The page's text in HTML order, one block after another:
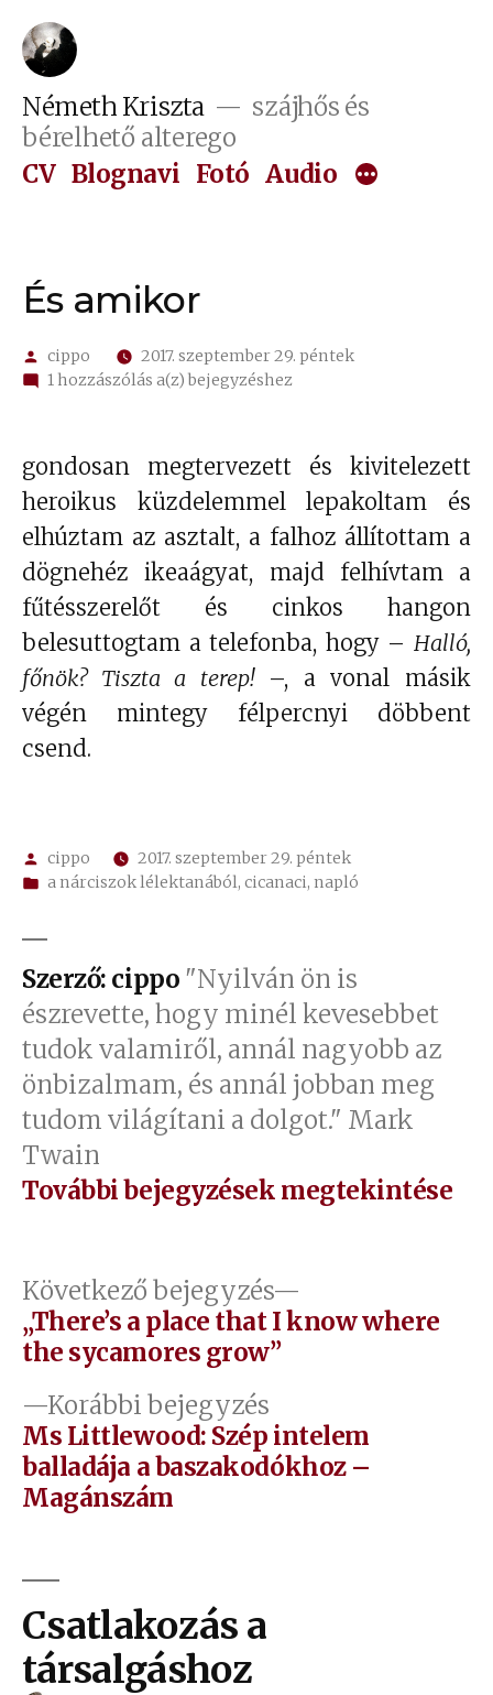
Tartalomhoz
Németh Kriszta
szájhős és
bérelhető alterego
CV Blognavi Fotó Audio
És amikor
Szerző:
cippo
2017. szeptember 29. péntek
1 hozzászólás a(z) És
bejegyzéshez
gondosan megtervezett és kivitelezett
heroikus küzdelemmel lepakoltam és
elhúztam az asztalt, a falhoz állítottam a
dögnehéz ikeaágyat, majd felhívtam a
fűtésszerelőt és cinkos hangon
belesuttogtam a telefonba, hogy – Halló,
főnök? Tiszta a terep!–, a vonal másik
végén mintegy félpercnyi döbbent
csend.
Szerző:
cippo
2017. szeptember 29. péntek
Kategória:
a nárciszok lélektanából,cicanaci,napló
Szerző: cippo "Nyilván ön is
észrevette, hogy minél kevesebbet
tudok valamiről, annál nagyobb az
önbizalmam, és annál jobban meg
tudom világítani a dolgot." Mark
Twain
További bejegyzések megtekintése
Bejegyzés
navigáció
Korábbi bejegyzés
bejegyzés:
Ms Littlewood: Szép intelem
balladája a baszakodókhoz –
Magánszám
Következő bejegyzés
bejegyzés:
„There’s a place that I know where
the sycamores grow”
Csatlakozás a
társalgáshoz